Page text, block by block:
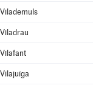
Vilademuls
Viladrau
Vilafant
Vilajuïga